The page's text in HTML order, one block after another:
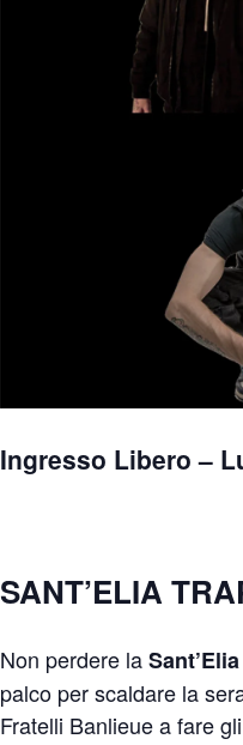
Ingresso Libero –
SANT’ELIA
Non perdere la
palco per scaldare la
Fratelli Banlieue a fare